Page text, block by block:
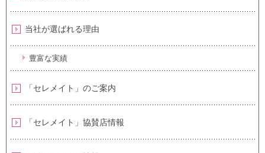
当社が選ばれる理由
豊富な実績
「セレメイト」のご案内
「セレメイト」協賛店情報